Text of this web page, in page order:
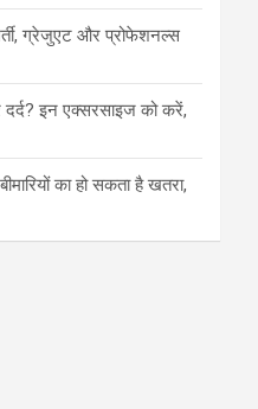
ग्रेजुएट और प्रोफेशनल्स
इन एक्सरसाइज को करें,
का हो सकता है खतरा,